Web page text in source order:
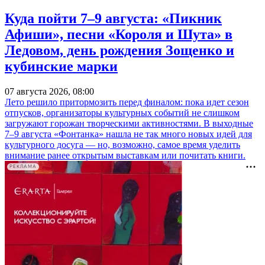
Куда пойти 7–9 августа: «Пикник
Афиши», песни «Короля и Шута» в
Ледовом, день рождения Зощенко и
кубинские марки
07 августа 2026, 08:00
Лето решило притормозить перед финалом: пока идет сезон
отпусков, организаторы культурных событий не слишком
загружают горожан творческими активностями. В выходные
7–9 августа «Фонтанка» нашла не так много новых идей для
культурного досуга — но, возможно, самое время уделить
внимание ранее открытым выставкам или почитать книги.
РЕКЛАМА